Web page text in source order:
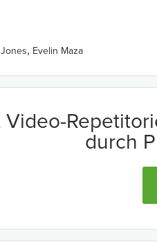
, Evelin Maza
Video-
durch